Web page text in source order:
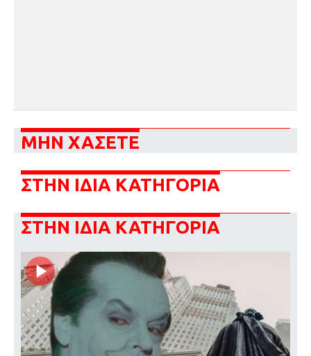
ΜΗΝ ΧΑΣΕΤΕ
ΣΤΗΝ ΙΔΙΑ ΚΑΤΗΓΟΡΙΑ
ΣΤΗΝ ΙΔΙΑ ΚΑΤΗΓΟΡΙΑ